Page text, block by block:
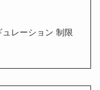
レーション 制限